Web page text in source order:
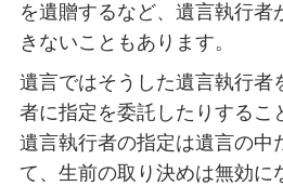
を遺贈するなど、遺言執行者
きないこともあります。
遺言ではそうした遺言執行者
者に指定を委託したりするこ
遺言執行者の指定は遺言の中
て、生前の取り決めは無効に